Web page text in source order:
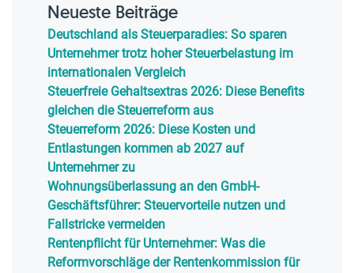
Neueste Beiträge
Deutschland als Steuerparadies: So sparen
Unternehmer trotz hoher Steuerbelastung im
internationalen Vergleich
Steuerfreie Gehaltsextras 2026: Diese Benefits
gleichen die Steuerreform aus
Steuerreform 2026: Diese Kosten und
Entlastungen kommen ab 2027 auf
Unternehmer zu
Wohnungsüberlassung an den GmbH-
Geschäftsführer: Steuervorteile nutzen und
Fallstricke vermeiden
Rentenpflicht für Unternehmer: Was die
Reformvorschläge der Rentenkommission für